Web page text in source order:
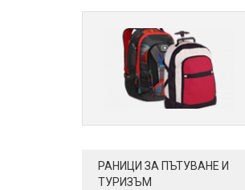
РАНИЦИ ЗА ПЪТУВАНЕ И
ТУРИЗЪМ